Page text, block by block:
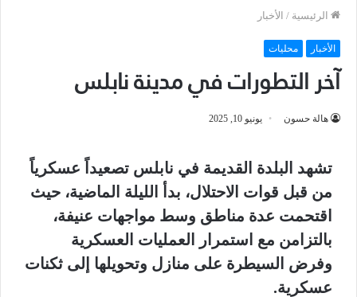
الرئيسية / الأخبار
الأخبار محليات
آخر التطورات في مدينة نابلس
هالة حسون يونيو 10, 2025
تشهد البلدة القديمة في نابلس تصعيداً عسكرياً
من قبل قوات الاحتلال، بدأ الليلة الماضية، حيث
اقتحمت عدة مناطق وسط مواجهات عنيفة،
بالتزامن مع استمرار العمليات العسكرية
وفرض السيطرة على منازل وتحويلها إلى ثكنات
عسكرية.